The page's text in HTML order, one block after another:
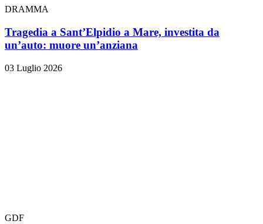
DRAMMA
Tragedia a Sant’Elpidio a Mare, investita da
un’auto: muore un’anziana
03 Luglio 2026
GDF